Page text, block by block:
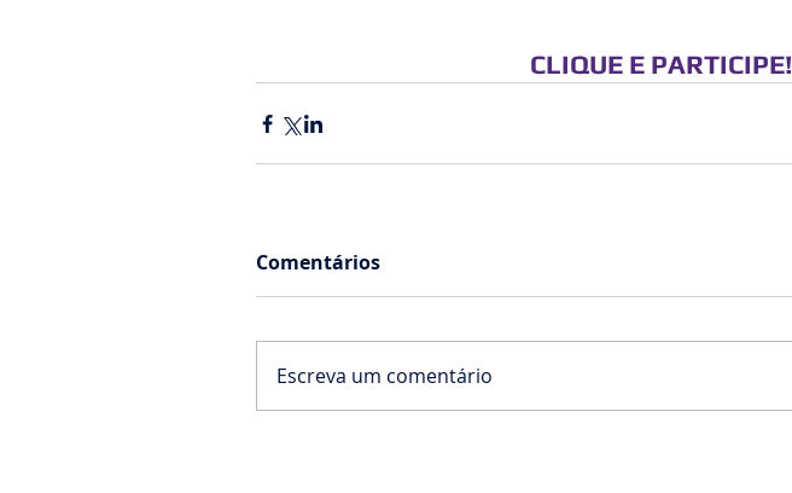
CLIQUE E PARTICIPE!
Comentários
Escreva um comentário